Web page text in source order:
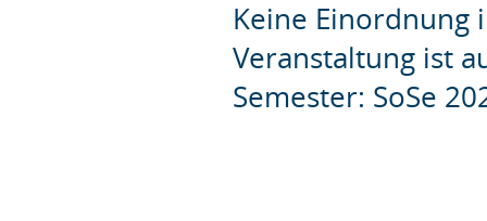
Keine Einordnung
Veranstaltung ist
Semester: SoSe